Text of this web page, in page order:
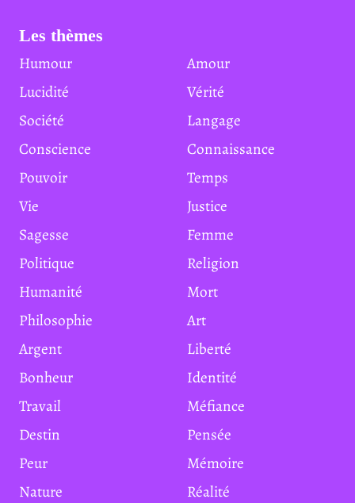
Les thèmes
Humour
Amour
Lucidité
Vérité
Société
Langage
Conscience
Connaissance
Pouvoir
Temps
Vie
Justice
Sagesse
Femme
Politique
Religion
Humanité
Mort
Philosophie
Art
Argent
Liberté
Bonheur
Identité
Travail
Méfiance
Destin
Pensée
Peur
Mémoire
Nature
Réalité